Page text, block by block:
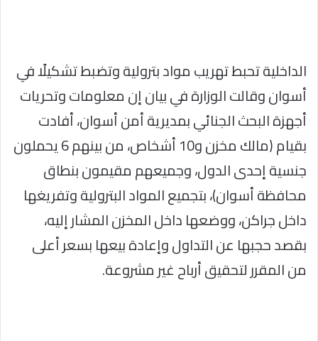
الداخلية تحبط تهريب مواد بترولية وتضبط تشكيلًا في
أسوان وقالت الوزارة في بيان إن معلومات وتحريات
أجهزة البحث الجنائي بمديرية أمن أسوان، أفادت
بقيام (مالك مخزن و10 أشخاص، من بينهم 6 يحملون
جنسية إحدى الدول، وجميعهم مقيمون بنطاق
محافظة أسوان)، بتجميع المواد البترولية وتفريغها
داخل جراكن، ووضعها داخل المخزن المشار إليه،
بقصد حجبها عن التداول وإعادة بيعها بسعر أعلى
من المقرر لتحقيق أرباح غير مشروعة.